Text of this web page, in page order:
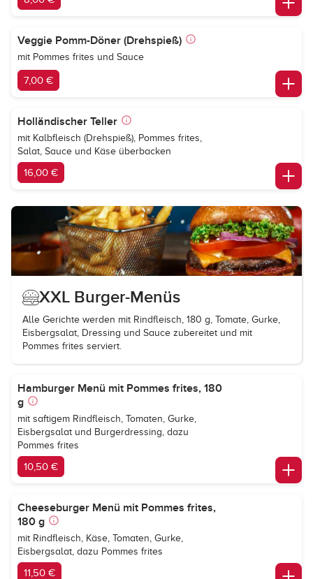
Veggie Pomm-Döner (Drehspieß)
mit Pommes frites und Sauce
7,00 €
Holländischer Teller
mit Kalbfleisch (Drehspieß), Pommes frites,
Salat, Sauce und Käse überbacken
16,00 €
XXL Burger-Menüs
Alle Gerichte werden mit Rindfleisch, 180 g, Tomate, Gurke,
Eisbergsalat, Dressing und Sauce zubereitet und mit
Pommes frites serviert.
Hamburger Menü mit Pommes frites, 180
g
mit saftigem Rindfleisch, Tomaten, Gurke,
Eisbergsalat und Burgerdressing, dazu
Pommes frites
10,50 €
Cheeseburger Menü mit Pommes frites,
180 g
mit Rindfleisch, Käse, Tomaten, Gurke,
Eisbergsalat, dazu Pommes frites
11,50 €